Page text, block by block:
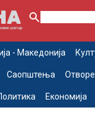
- Македонија
Саопштења
Економија